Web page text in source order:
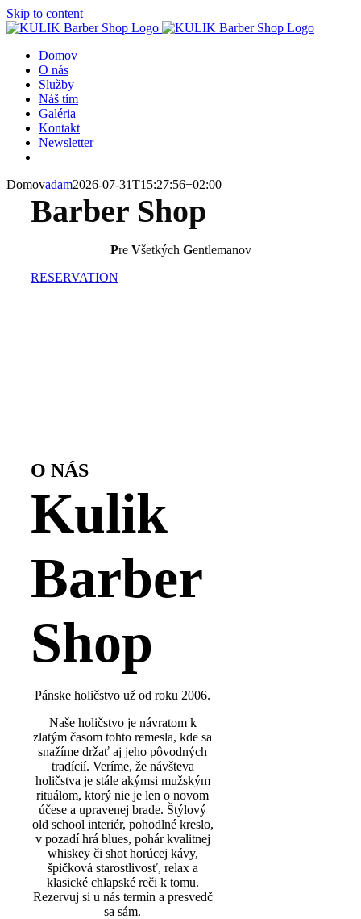
Skip to content
Domov
O nás
Služby
Náš tím
Galéria
Kontakt
Newsletter
Domovadam2026-07-31T15:27:56+02:00
Barber Shop
Pre Všetkých Gentlemanov
RESERVATION
O NÁS
Kulik
Barber
Shop
Pánske holičstvo už od roku 2006.
Naše holičstvo je návratom k
zlatým časom tohto remesla, kde sa
snažíme držať aj jeho pôvodných
tradícií. Veríme, že návšteva
holičstva je stále akýmsi mužským
rituálom, ktorý nie je len o novom
účese a upravenej brade. Štýlový
old school interiér, pohodlné kreslo,
v pozadí hrá blues, pohár kvalitnej
whiskey či shot horúcej kávy,
špičková starostlivosť, relax a
klasické chlapské reči k tomu.
Rezervuj si u nás termín a presvedč
sa sám.